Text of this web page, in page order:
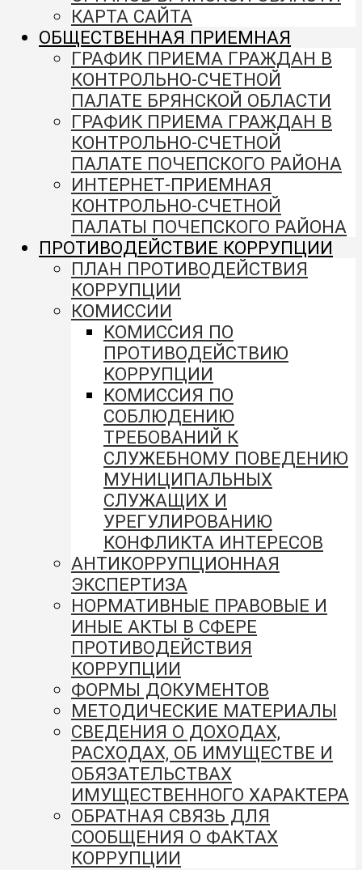
КАРТА САЙТА
ОБЩЕСТВЕННАЯ ПРИЕМНАЯ
ГРАФИК ПРИЕМА ГРАЖДАН В
КОНТРОЛЬНО-СЧЕТНОЙ
ПАЛАТЕ БРЯНСКОЙ ОБЛАСТИ
ГРАФИК ПРИЕМА ГРАЖДАН В
КОНТРОЛЬНО-СЧЕТНОЙ
ПАЛАТЕ ПОЧЕПСКОГО РАЙОНА
ИНТЕРНЕТ-ПРИЕМНАЯ
КОНТРОЛЬНО-СЧЕТНОЙ
ПАЛАТЫ ПОЧЕПСКОГО РАЙОНА
ПРОТИВОДЕЙСТВИЕ КОРРУПЦИИ
ПЛАН ПРОТИВОДЕЙСТВИЯ
КОРРУПЦИИ
КОМИССИИ
КОМИССИЯ ПО
ПРОТИВОДЕЙСТВИЮ
КОРРУПЦИИ
КОМИССИЯ ПО
СОБЛЮДЕНИЮ
ТРЕБОВАНИЙ К
СЛУЖЕБНОМУ ПОВЕДЕНИЮ
МУНИЦИПАЛЬНЫХ
СЛУЖАЩИХ И
УРЕГУЛИРОВАНИЮ
КОНФЛИКТА ИНТЕРЕСОВ
АНТИКОРРУПЦИОННАЯ
ЭКСПЕРТИЗА
НОРМАТИВНЫЕ ПРАВОВЫЕ И
ИНЫЕ АКТЫ В СФЕРЕ
ПРОТИВОДЕЙСТВИЯ
КОРРУПЦИИ
ФОРМЫ ДОКУМЕНТОВ
МЕТОДИЧЕСКИЕ МАТЕРИАЛЫ
СВЕДЕНИЯ О ДОХОДАХ,
РАСХОДАХ, ОБ ИМУЩЕСТВЕ И
ОБЯЗАТЕЛЬСТВАХ
ИМУЩЕСТВЕННОГО ХАРАКТЕРА
ОБРАТНАЯ СВЯЗЬ ДЛЯ
СООБЩЕНИЯ О ФАКТАХ
КОРРУПЦИИ